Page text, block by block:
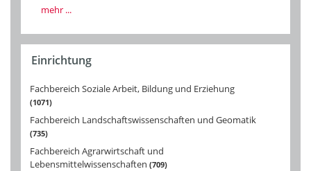
mehr ...
Einrichtung
Fachbereich Soziale Arbeit, Bildung und Erziehung
1071
Fachbereich Landschaftswissenschaften und Geomatik
735
Fachbereich Agrarwirtschaft und
Lebensmittelwissenschaften 709